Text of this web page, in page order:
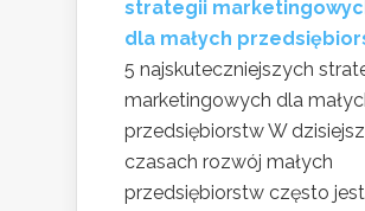
strategii
dla małych
5 najskuteczniejszych
marketingowych dla
przedsiębiorstw W
czasach rozwój małych
przedsiębiorstw często jest